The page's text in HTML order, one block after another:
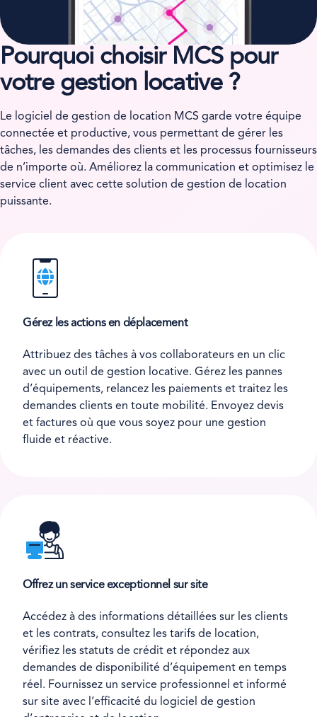
Pourquoi choisir MCS pour
votre gestion locative ?
Le logiciel de gestion de location MCS garde votre équipe
connectée et productive, vous permettant de gérer les
tâches, les demandes des clients et les processus fournisseurs
de n’importe où. Améliorez la communication et optimisez le
service client avec cette solution de gestion de location
puissante.
Gérez les actions en déplacement
Attribuez des tâches à vos collaborateurs en un clic
avec un outil de gestion locative. Gérez les pannes
d’équipements, relancez les paiements et traitez les
demandes clients en toute mobilité. Envoyez devis
et factures où que vous soyez pour une gestion
fluide et réactive.
Offrez un service exceptionnel sur site
Accédez à des informations détaillées sur les clients
et les contrats, consultez les tarifs de location,
vérifiez les statuts de crédit et répondez aux
demandes de disponibilité d’équipement en temps
réel. Fournissez un service professionnel et informé
sur site avec l’efficacité du logiciel de gestion